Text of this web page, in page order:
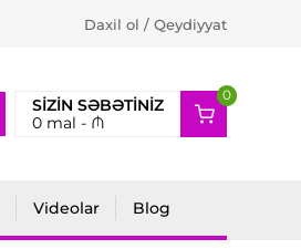
Daxil ol / Qeydiyyat
SIZIN SƏBƏTINIZ
0mal - ₼
0
2
Videolar Blog